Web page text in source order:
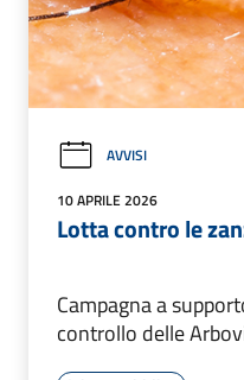
AVVISI
10 APRILE 2026
Lotta contro le
Campagna a
controllo delle